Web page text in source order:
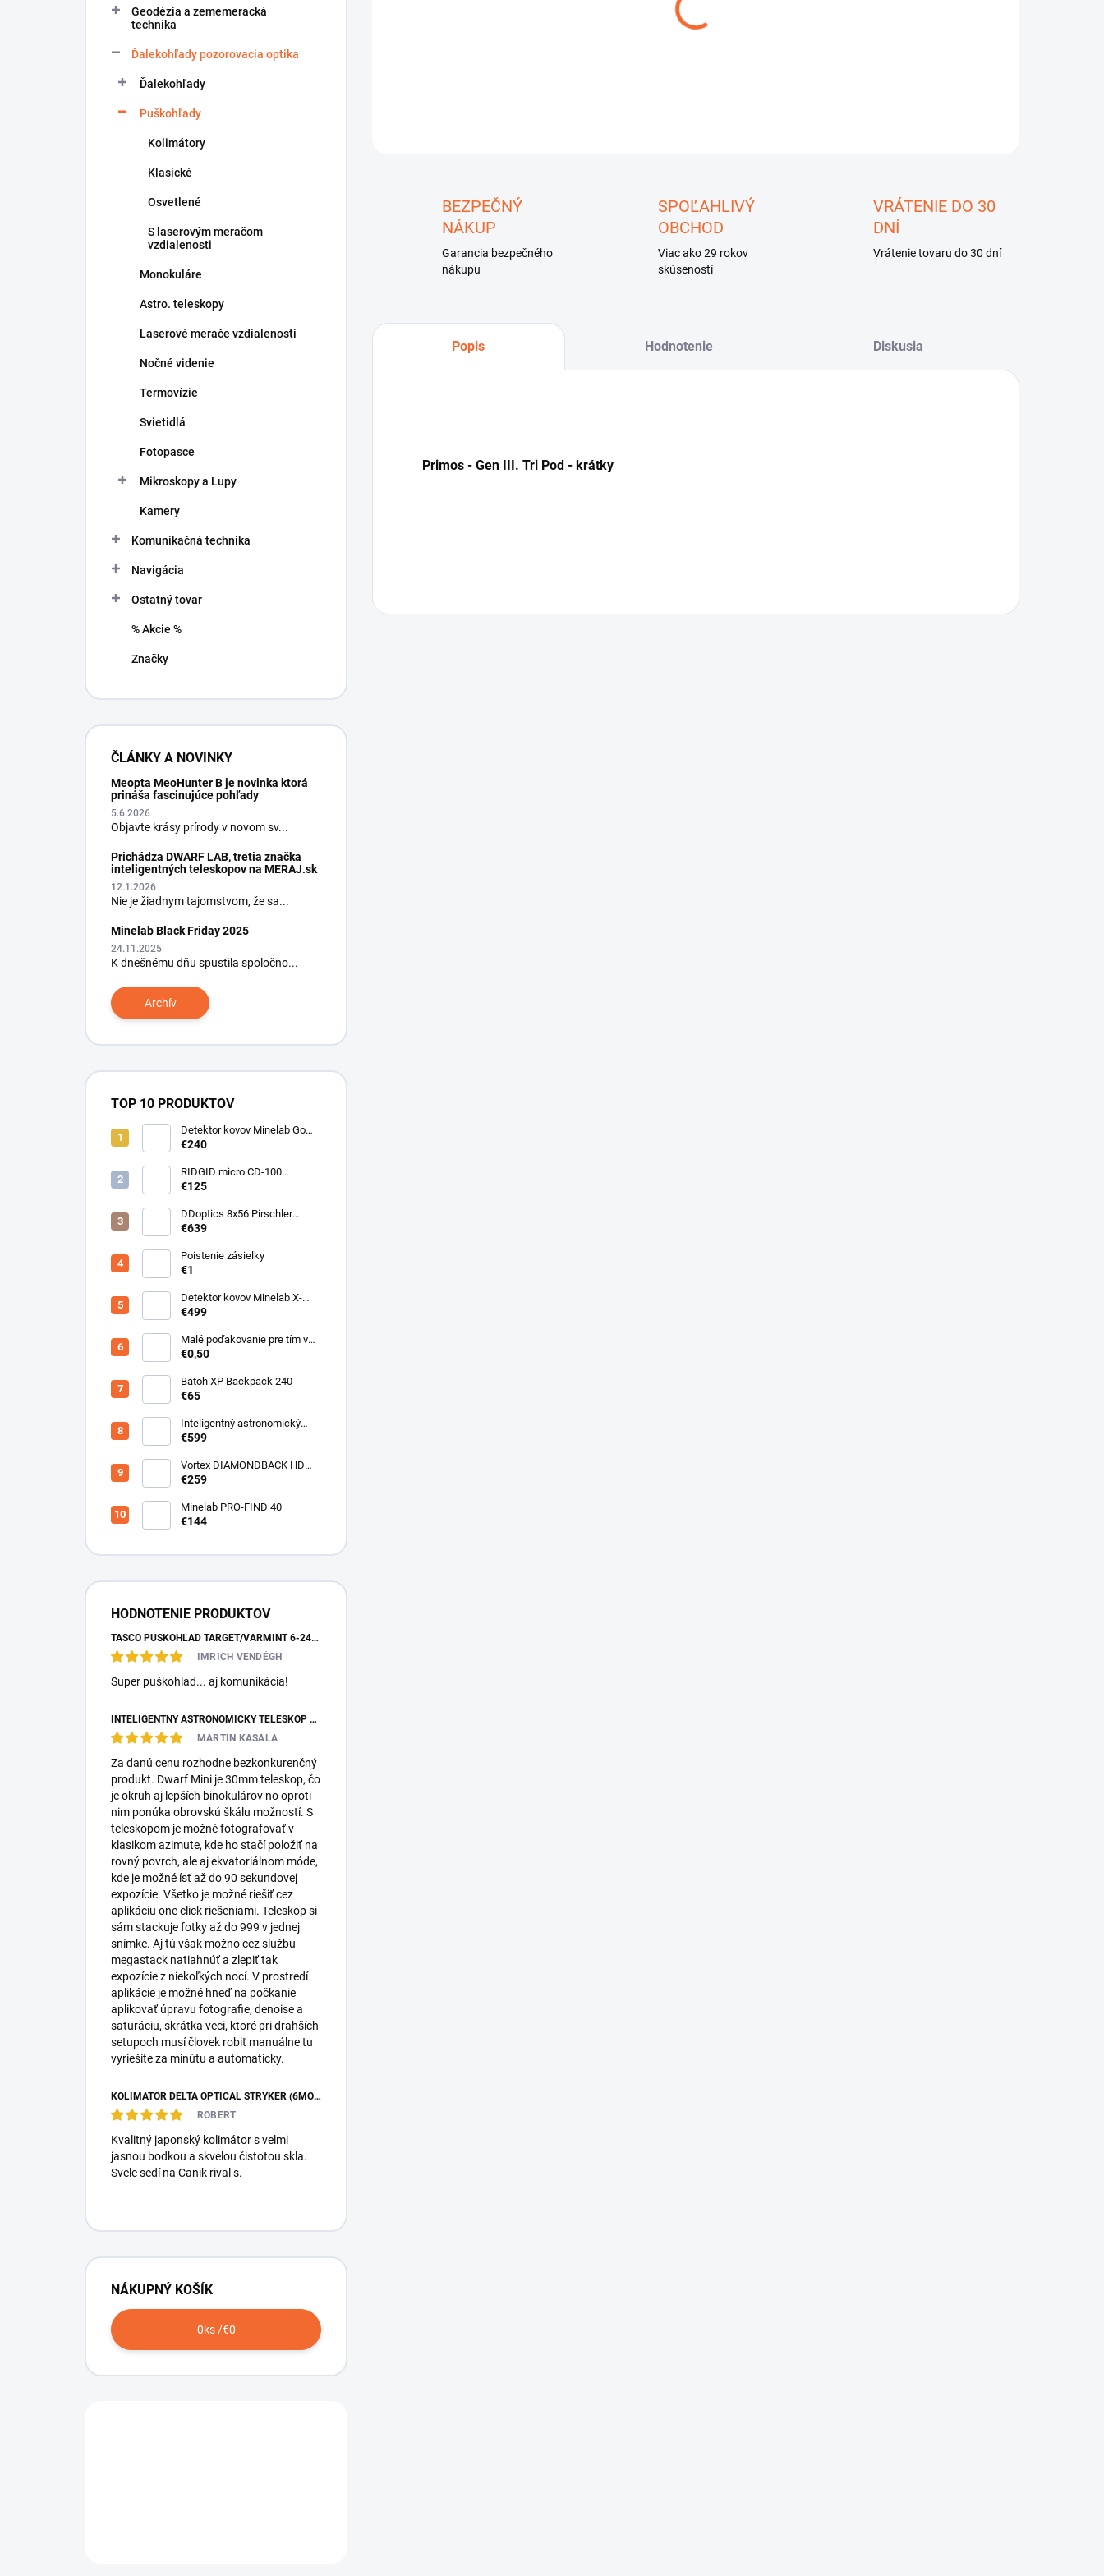
Geodézia a zememeracká
technika
Ďalekohľady pozorovacia optika
Ďalekohľady
Puškohľady
Kolimátory
Klasické
Osvetlené
S laserovým meračom
vzdialenosti
Monokuláre
Astro. teleskopy
Laserové merače vzdialenosti
Nočné videnie
Termovízie
Svietidlá
Fotopasce
Mikroskopy a Lupy
Kamery
Komunikačná technika
Navigácia
Ostatný tovar
% Akcie %
Značky
ČLÁNKY A NOVINKY
Meopta MeoHunter B je novinka ktorá
prináša fascinujúce pohľady
5.6.2026
Objavte krásy prírody v novom sv...
Prichádza DWARF LAB, tretia značka
inteligentných teleskopov na MERAJ.sk
12.1.2026
Nie je žiadnym tajomstvom, že sa...
Minelab Black Friday 2025
24.11.2025
K dnešnému dňu spustila spoločno...
Archív
TOP 10 PRODUKTOV
Detektor kovov Minelab Go
Find 66
€240
RIDGID micro CD-100
Detektor horľavých plynov
€125
DDoptics 8x56 Pirschler
Gen.3 Magnesium zelený
€639
Poistenie zásielky
€1
Detektor kovov Minelab X-
Terra ELITE pinpoiter set
€499
Malé poďakovanie pre tím v
sklade
€0,50
Batoh XP Backpack 240
€65
Inteligentný astronomický
teleskop DwarfLab Dwarf III
€599
Vortex DIAMONDBACK HD
10X50
€259
Minelab PRO-FIND 40
€144
HODNOTENIE PRODUKTOV
TASCO PUŠKOHĽAD TARGET/VARMINT 6-24X42 MILDOT
IMRICH VENDÉGH
Super puškohlad... aj komunikácia!
INTELIGENTNÝ ASTRONOMICKÝ TELESKOP DWARFLAB DWARF MINI
MARTIN KASALA
Za danú cenu rozhodne bezkonkurenčný
produkt. Dwarf Mini je 30mm teleskop, čo
je okruh aj lepších binokulárov no oproti
nim ponúka obrovskú škálu možností. S
teleskopom je možné fotografovať v
klasikom azimute, kde ho stačí položiť na
rovný povrch, ale aj ekvatoriálnom móde,
kde je možné ísť až do 90 sekundovej
expozície. Všetko je možné riešiť cez
aplikáciu one click riešeniami. Teleskop si
sám stackuje fotky až do 999 v jednej
snímke. Aj tú však možno cez službu
megastack natiahnúť a zlepiť tak
expozície z niekoľkých nocí. V prostredí
aplikácie je možné hneď na počkanie
aplikovať úpravu fotografie, denoise a
saturáciu, skrátka veci, ktoré pri drahších
setupoch musí človek robiť manuálne tu
vyriešite za minútu a automaticky.
KOLIMÁTOR DELTA OPTICAL STRYKER (6MOA)
ROBERT
Kvalitný japonský kolimátor s velmi
jasnou bodkou a skvelou čistotou skla.
Svele sedí na Canik rival s.
NÁKUPNÝ KOŠÍK
0ks /€0
BEZPEČNÝ
NÁKUP
Garancia bezpečného
nákupu
SPOĽAHLIVÝ
OBCHOD
Viac ako 29 rokov
skúseností
VRÁTENIE DO 30
DNÍ
Vrátenie tovaru do 30 dní
Popis Hodnotenie Diskusia
Primos - Gen III. Tri Pod - krátky